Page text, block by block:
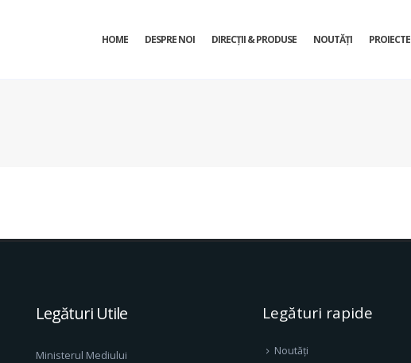
HOME DESPRE NOI DIRECŢII & PRODUSE NOUTĂȚI PROIECTE
Legături Utile
Ministerul Mediului
Legături rapide
Noutăți